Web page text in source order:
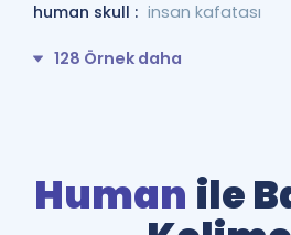
human skull : insan kafatası
128 Örnek daha
Human ile